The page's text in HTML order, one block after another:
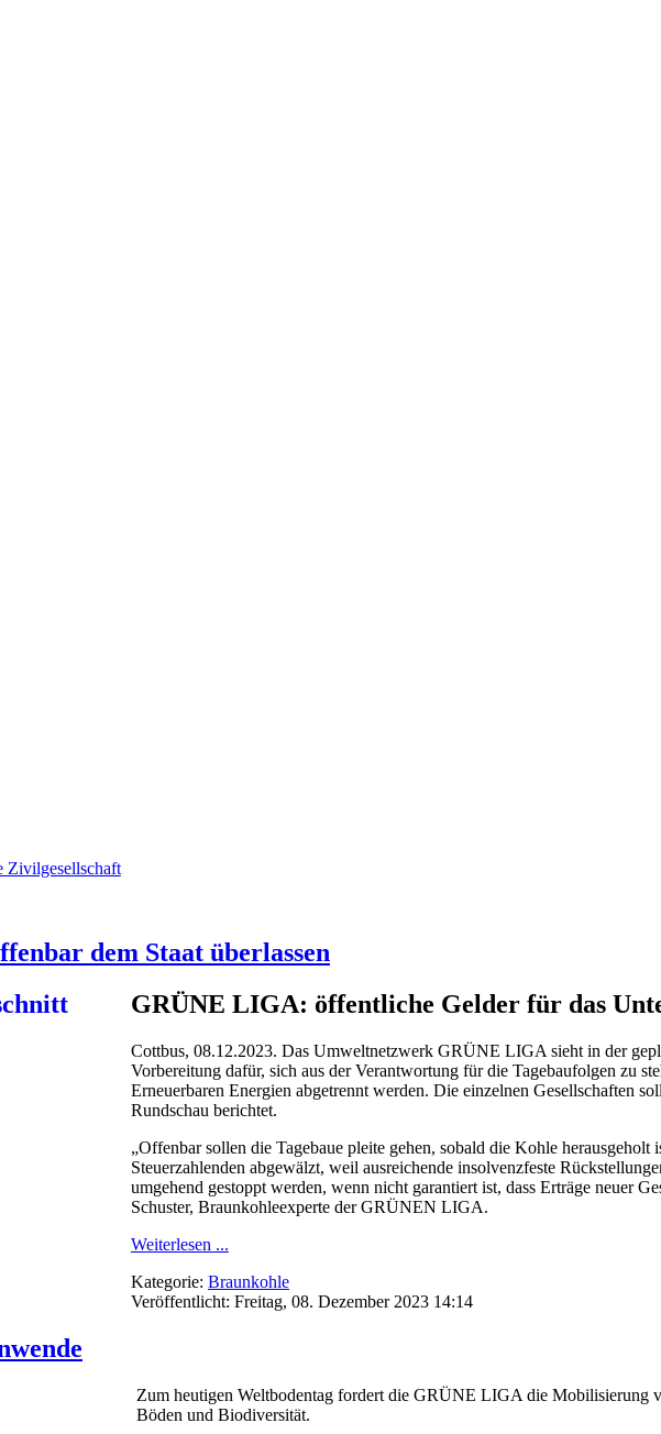
dem Staat überlassen
GRÜNE LIGA: öffentliche Gelder für das
Cottbus, 08.12.2023. Das Umweltnetzwerk GRÜNE LIGA sieht in der
Vorbereitung dafür, sich aus der Verantwortung für die Tagebaufolgen zu
Erneuerbaren Energien abgetrennt werden. Die einzelnen Gesellschaften
Rundschau berichtet.
„Offenbar sollen die Tagebaue pleite gehen, sobald die Kohle
Steuerzahlenden abgewälzt, weil ausreichende insolvenzfeste
umgehend gestoppt werden, wenn nicht garantiert ist, dass Erträge neuer
Schuster, Braunkohleexperte der GRÜNEN LIGA.
Weiterlesen ...
Kategorie: Braunkohle
Veröffentlicht: Freitag, 08. Dezember 2023 14:14
Zum heutigen Weltbodentag fordert die GRÜNE LIGA die Mobilisierung
Böden und Biodiversität.